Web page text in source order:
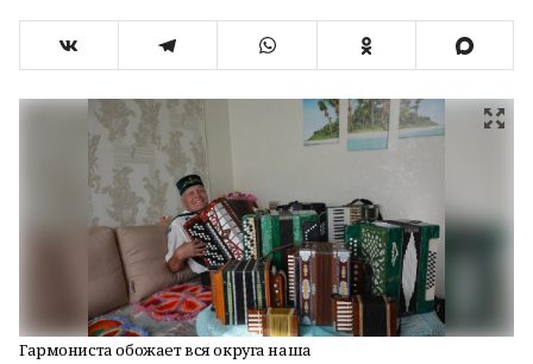
Гармониста обожает вся округа наша